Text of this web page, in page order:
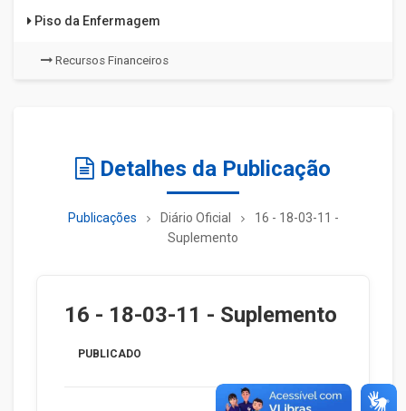
Piso da Enfermagem
Recursos Financeiros
Detalhes da Publicação
Publicações Diário Oficial
16 - 18-03-11 -
Suplemento
16 - 18-03-11 - Suplemento
PUBLICADO